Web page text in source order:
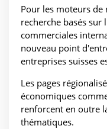
Pour les moteurs de
recherche basés sur
commerciales
nouveau point
entreprises suisses
Les pages
économiques
renforcent en outre
thématiques.